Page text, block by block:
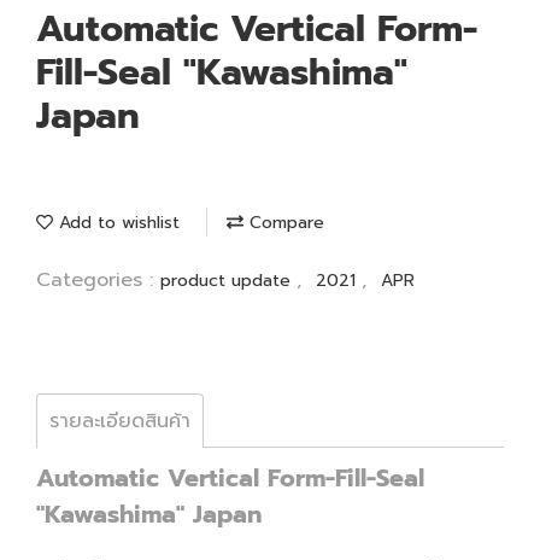
Automatic Vertical Form-
Fill-Seal "Kawashima"
Japan
Add to wishlist Compare
Categories : product update , 2021 , APR
รายละเอียดสินค้า
Automatic Vertical Form-Fill-Seal
"Kawashima" Japan